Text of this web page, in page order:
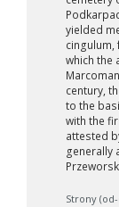
yielded
cingulum,
which the
century,
to the
with the
attested
generally
Strony